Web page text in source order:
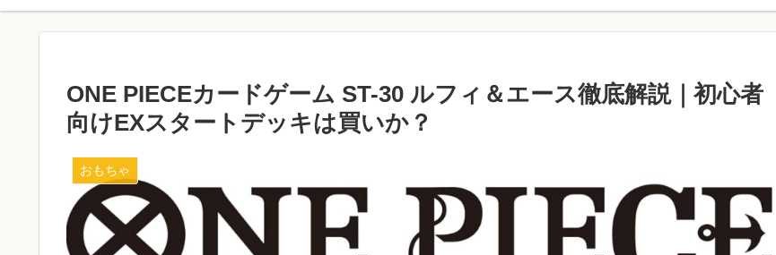
ONE PIECEカードゲーム ST-30 ルフィ＆エース徹底解説｜初心者
向けEXスタートデッキは買いか？
おもちゃ